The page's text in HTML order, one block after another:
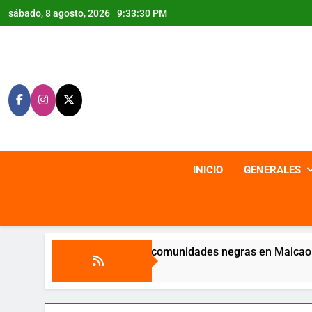
Saltar
al
sábado, 8 agosto, 2026 9:33:32 PM
INICIO GENERALES
para comunidades negras en Maicao